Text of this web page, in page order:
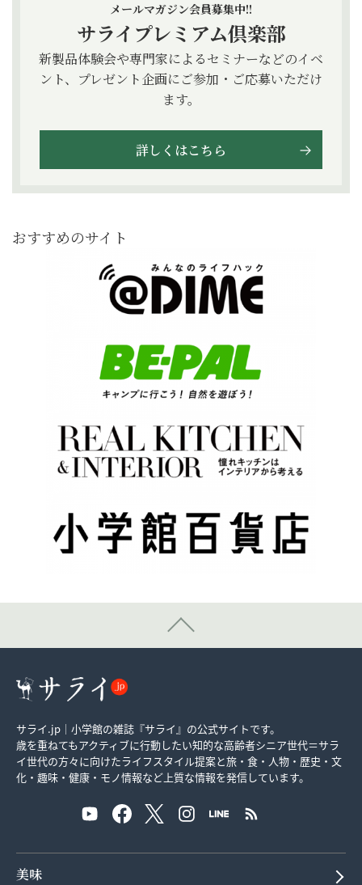
メールマガジン会員募集中!!
サライプレミアム倶楽部
新製品体験会や専門家によるセミナーなどのイベ
ント、プレゼント企画にご参加・ご応募いただけ
ます。
詳しくはこちら
おすすめのサイト
サライ.jp｜小学館の雑誌『サライ』の公式サイトです。
歳を重ねてもアクティブに行動したい知的な高齢者シニア世代＝サラ
イ世代の方々に向けたライフスタイル提案と旅・食・人物・歴史・文
化・趣味・健康・モノ情報など上質な情報を発信しています。
美味